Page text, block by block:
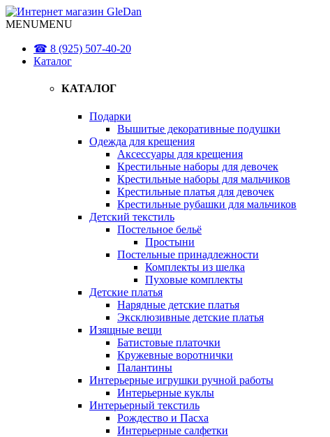
MENUMENU
☎ 8 (925) 507-40-20
Каталог
КАТАЛОГ
Подарки
Вышитые декоративные подушки
Одежда для крещения
Аксессуары для крещения
Крестильные наборы для девочек
Крестильные наборы для мальчиков
Крестильные платья для девочек
Крестильные рубашки для мальчиков
Детский текстиль
Постельное бельё
Простыни
Постельные принадлежности
Комплекты из шелка
Пуховые комплекты
Детские платья
Нарядные детские платья
Эксклюзивные детские платья
Изящные вещи
Батистовые платочки
Кружевные воротнички
Палантины
Интерьерные игрушки ручной работы
Интерьерные куклы
Интерьерный текстиль
Рождество и Пасха
Интерьерные салфетки